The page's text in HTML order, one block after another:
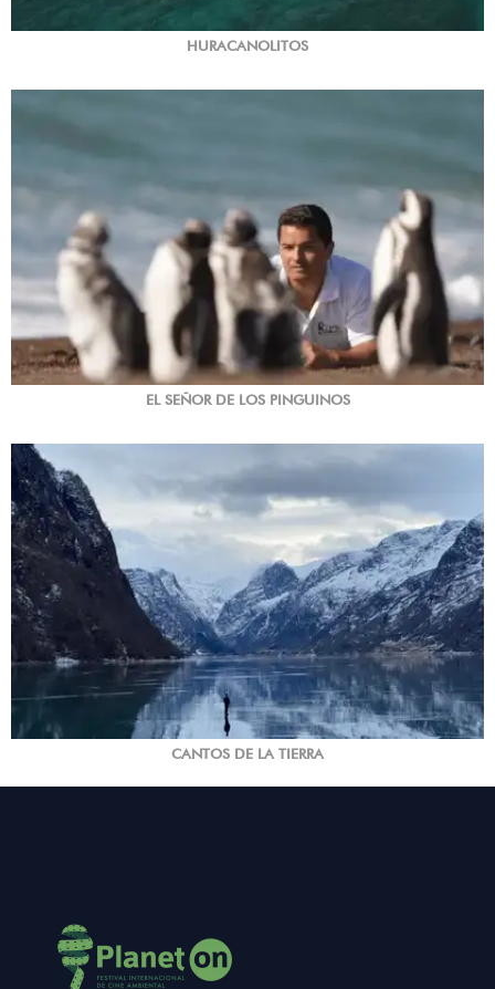
HURACANOLITOS
EL SEÑOR DE LOS PINGUINOS
CANTOS DE LA TIERRA